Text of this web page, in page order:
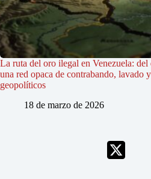
La ruta del oro ilegal en Venezuela: del
una red opaca de contrabando, lavado
geopolíticos
18 de marzo de 2026